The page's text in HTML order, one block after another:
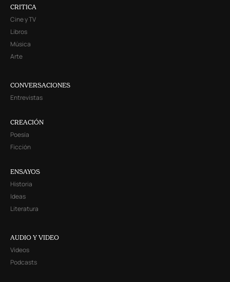
CRITICA
Cine y TV
Libros
Música
Arte
CONVERSACIONES
Entrevistas
CREACIÓN
Poesía
Ficción
ENSAYOS
Historia
Ideas
Literatura
AUDIO Y VIDEO
Videos
Podcasts